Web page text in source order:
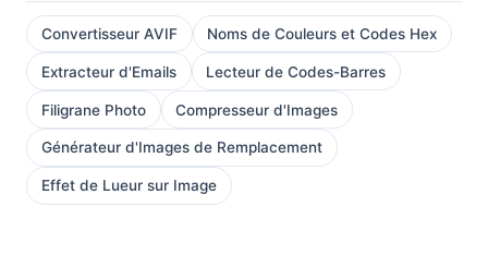
Convertisseur AVIF Noms de Couleurs et Codes Hex
Extracteur d'Emails Lecteur de Codes-Barres
Filigrane Photo Compresseur d'Images
Générateur d'Images de Remplacement
Effet de Lueur sur Image